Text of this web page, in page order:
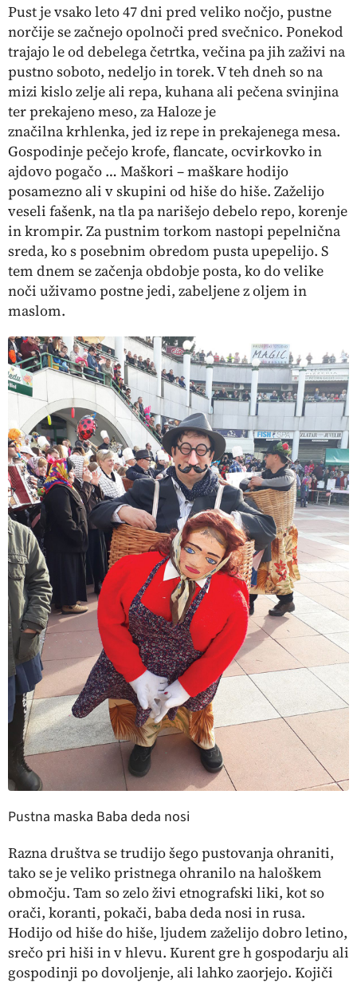
Pust je vsako leto 47 dni pred veliko nočjo, pustne
norčije se začnejo opolnoči pred svečnico. Ponekod
trajajo le od debelega četrtka, večina pa jih zaživi na
pustno soboto, nedeljo in torek. V teh dneh so na
mizi kislo zelje ali repa, kuhana ali pečena svinjina
ter prekajeno meso, za Haloze je
značilnakrhlenka, jed iz repe in prekajenega mesa.
Gospodinje pečejo krofe, flancate, ocvirkovko in
ajdovo pogačo … Maškori – maškare hodijo
posamezno ali v skupini od hiše do hiše. Zaželijo
veseli fašenk, na tla pa narišejo debelo repo, korenje
in krompir. Za pustnim torkom nastopi pepelnična
sreda, ko s posebnim obredom pusta upepelijo. S
tem dnem se začenja obdobje posta, ko do velike
noči uživamo postne jedi, zabeljene z oljem in
maslom.
Pustna maska Baba deda nosi
Razna društva se trudijo šego pustovanja ohraniti,
tako se je veliko pristnega ohranilo na haloškem
območju. Tam so zelo živi etnografski liki, kot so
orači, koranti, pokači, baba deda nosi in rusa.
Hodijo od hiše do hiše, ljudem zaželijo dobro letino,
srečo pri hiši in v hlevu. Kurent gre h gospodarju ali
gospodinji po dovoljenje, ali lahko zaorjejo. Kojiči